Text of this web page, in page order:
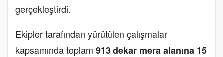
gerçekleştirdi.
Ekipler tarafından yürütülen çalışmalar
kapsamında toplam 913 dekar mera alanına 15